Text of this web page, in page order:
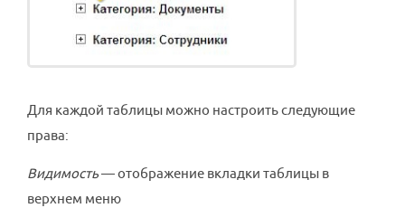
Для каждой таблицы можно настроить следующие
права:
Видимость— отображение вкладки таблицы в
верхнем меню